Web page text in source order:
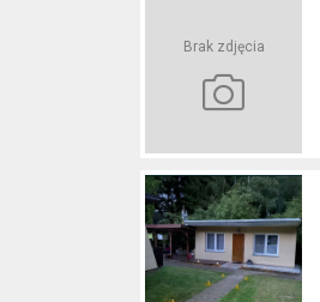
Brak zdjęcia